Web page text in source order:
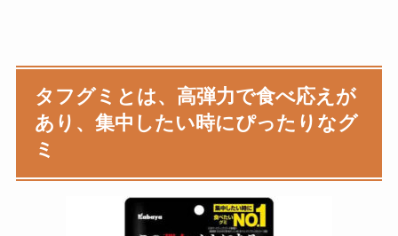
タフグミ とは、高弾力で食べ応えが
あり、集中したい時にぴったりなグ
ミ